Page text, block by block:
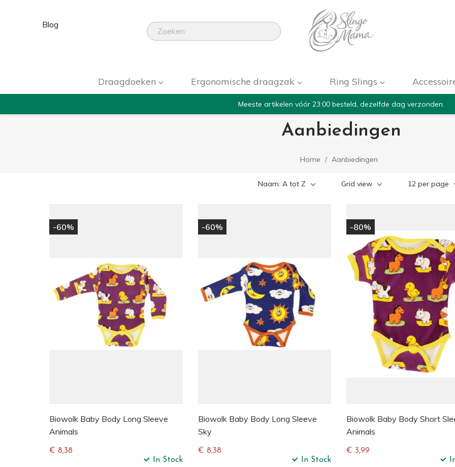
Blog
Draagdoeken Ergonomische draagzak Ring Slings
Meeste artikelen vóór 23:00 besteld, dezelfde dag verzonden.
Aanbiedingen
Home Aanbiedingen
Naam: A tot Z Grid view 12 per page
-60%
Biowolk Baby Body Long Sleeve
Animals
€ 8,38
In Stock
-60%
Biowolk Baby Body Long Sleeve
Sky
€ 8,38
In Stock
-80%
Biowolk Baby Body Short
Animals
€ 3,99